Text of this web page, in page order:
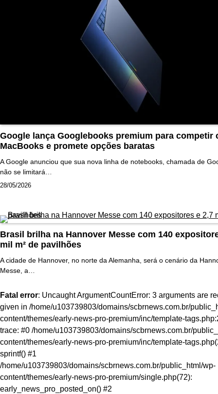
Google lança Googlebooks premium para competir
MacBooks e promete opções baratas
A Google anunciou que sua nova linha de notebooks, chamada de
não se limitará…
28/05/2026
Brasil brilha na Hannover Messe com 140
mil m² de pavilhões
A cidade de Hannover, no norte da Alemanha, será o cenário da
Messe, a…
Fatal error: Uncaught ArgumentCountError: 3 arguments are
given in /home/u103739803/domains/scbrnews.com.br/
content/themes/early-news-pro-premium/inc/template-
trace: #0 /home/u103739803/domains/scbrnews.com.br/
content/themes/early-news-pro-premium/inc/template-
sprintf() #1
/home/u103739803/domains/scbrnews.com.br/public_html/wp-
content/themes/early-news-pro-premium/single.php(72):
early_news_pro_posted_on() #2